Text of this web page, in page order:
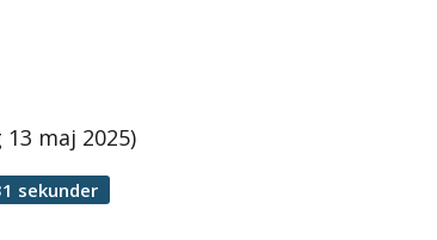
maj 2025)
sekunder